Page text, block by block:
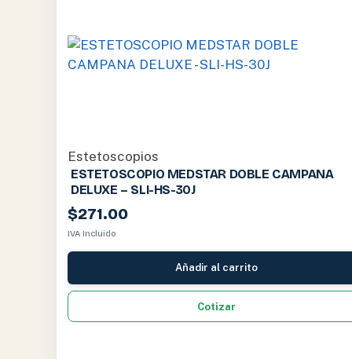
Estetoscopios
ESTETOSCOPIO MEDSTAR DOBLE CAMPANA
DELUXE – SLI-HS-30J
$271.00
IVA Incluido
Añadir al carrito
Cotizar